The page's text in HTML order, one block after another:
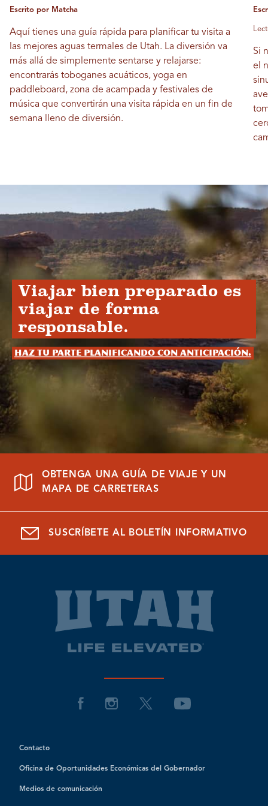
Escrito por Matcha
Aquí tienes una guía rápida para planificar tu visita a
las mejores aguas termales de Utah. La diversión va
más allá de simplemente sentarse y relajarse:
encontrarás toboganes acuáticos, yoga en
paddleboard, zona de acampada y festivales de
música que convertirán una visita rápida en un fin de
semana lleno de diversión.
Si
el
Viajar bien preparado es
viajar de forma
responsable.
Haz tu parte planificando con anticipación.
OBTENGA UNA GUÍA DE VIAJE Y UN
MAPA DE CARRETERAS
SUSCRÍBETE AL BOLETÍN INFORMATIVO
Contacto
Oficina de Oportunidades Económicas del Gobernador
Medios de comunicación